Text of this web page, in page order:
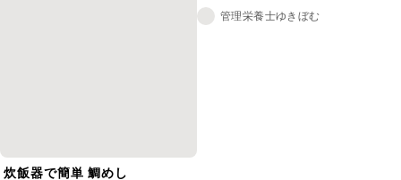
炊飯器で簡単 鯛めし
管理栄養士ゆきぼむ